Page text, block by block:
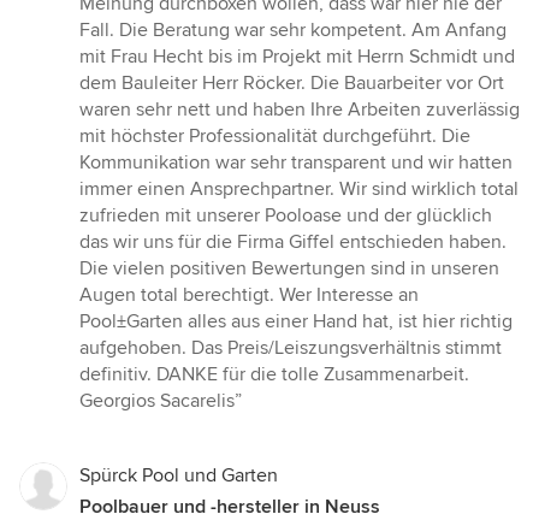
Fall. Die Beratung war sehr kompetent. Am Anfang
mit Frau Hecht bis im Projekt mit Herrn Schmidt und
dem Bauleiter Herr Röcker. Die Bauarbeiter vor Ort
waren sehr nett und haben Ihre Arbeiten zuverlässig
mit höchster Professionalität durchgeführt. Die
Kommunikation war sehr transparent und wir hatten
immer einen Ansprechpartner. Wir sind wirklich total
zufrieden mit unserer Pooloase und der glücklich
das wir uns für die Firma Giffel entschieden haben.
Die vielen positiven Bewertungen sind in unseren
Augen total berechtigt. Wer Interesse an
Pool±Garten alles aus einer Hand hat, ist hier richtig
aufgehoben. Das Preis/Leiszungsverhältnis stimmt
definitiv. DANKE für die tolle Zusammenarbeit.
Georgios Sacarelis”
Spürck Pool und Garten
Poolbauer und -hersteller in Neuss